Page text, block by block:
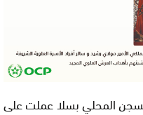
المحلي بسلا عملت على